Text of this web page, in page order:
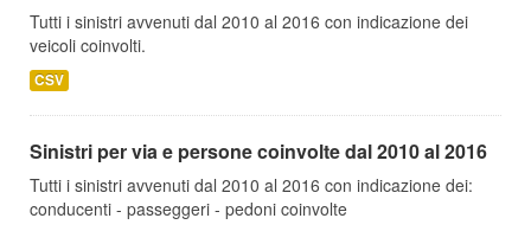
Tutti i sinistri avvenuti dal 2010 al 2016 con indicazione dei
veicoli coinvolti.
CSV
Sinistri per via e persone coinvolte dal 2010 al 2016
Tutti i sinistri avvenuti dal 2010 al 2016 con indicazione dei:
conducenti - passeggeri - pedoni coinvolte